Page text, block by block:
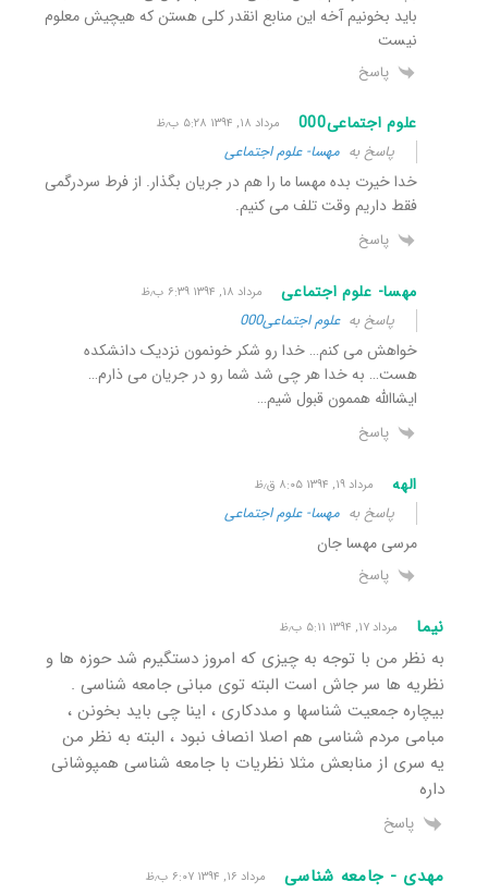
باید بخونیم آخه این منابع انقدر کلی هستن که هیچیش معلوم
نیست
پاسخ
علوم اجتماعی000 مرداد ۱۸, ۱۳۹۴ ۵:۲۸ ب٫ظ
پاسخ به مهسا- علوم اجتماعی
خدا خیرت بده مهسا ما را هم در جریان بگذار. از فرط سردرگمی
فقط داریم وقت تلف می کنیم.
پاسخ
مهسا- علوم اجتماعی مرداد ۱۸, ۱۳۹۴ ۶:۳۹ ب٫ظ
پاسخ بهعلوم اجتماعی000
خواهش می کنم… خدا رو شکر خونمون نزدیک دانشکده
هست… به خدا هر چی شد شما رو در جریان می ذارم…
ایشاالله هممون قبول شیم…
پاسخ
الهه مرداد ۱۹, ۱۳۹۴ ۸:۰۵ ق٫ظ
پاسخ به مهسا- علوم اجتماعی
مرسی مهسا جان
پاسخ
نیما مرداد ۱۷, ۱۳۹۴ ۵:۱۱ ب٫ظ
به نظر من با توجه به چیزی که امروز دستگیرم شد حوزه ها و
نظریه ها سر جاش است البته توی مبانی جامعه شناسی .
بیچاره جمعیت شناسها و مددکاری ، اینا چی باید بخونن ،
مبامی مردم شناسی هم اصلا انصاف نبود ، البته به نظر من
یه سری از منابعش مثلا نظریات با جامعه شناسی همپوشانی
داره
پاسخ
مهدی - جامعه شناسی مرداد ۱۶, ۱۳۹۴ ۶:۰۷ ب٫ظ